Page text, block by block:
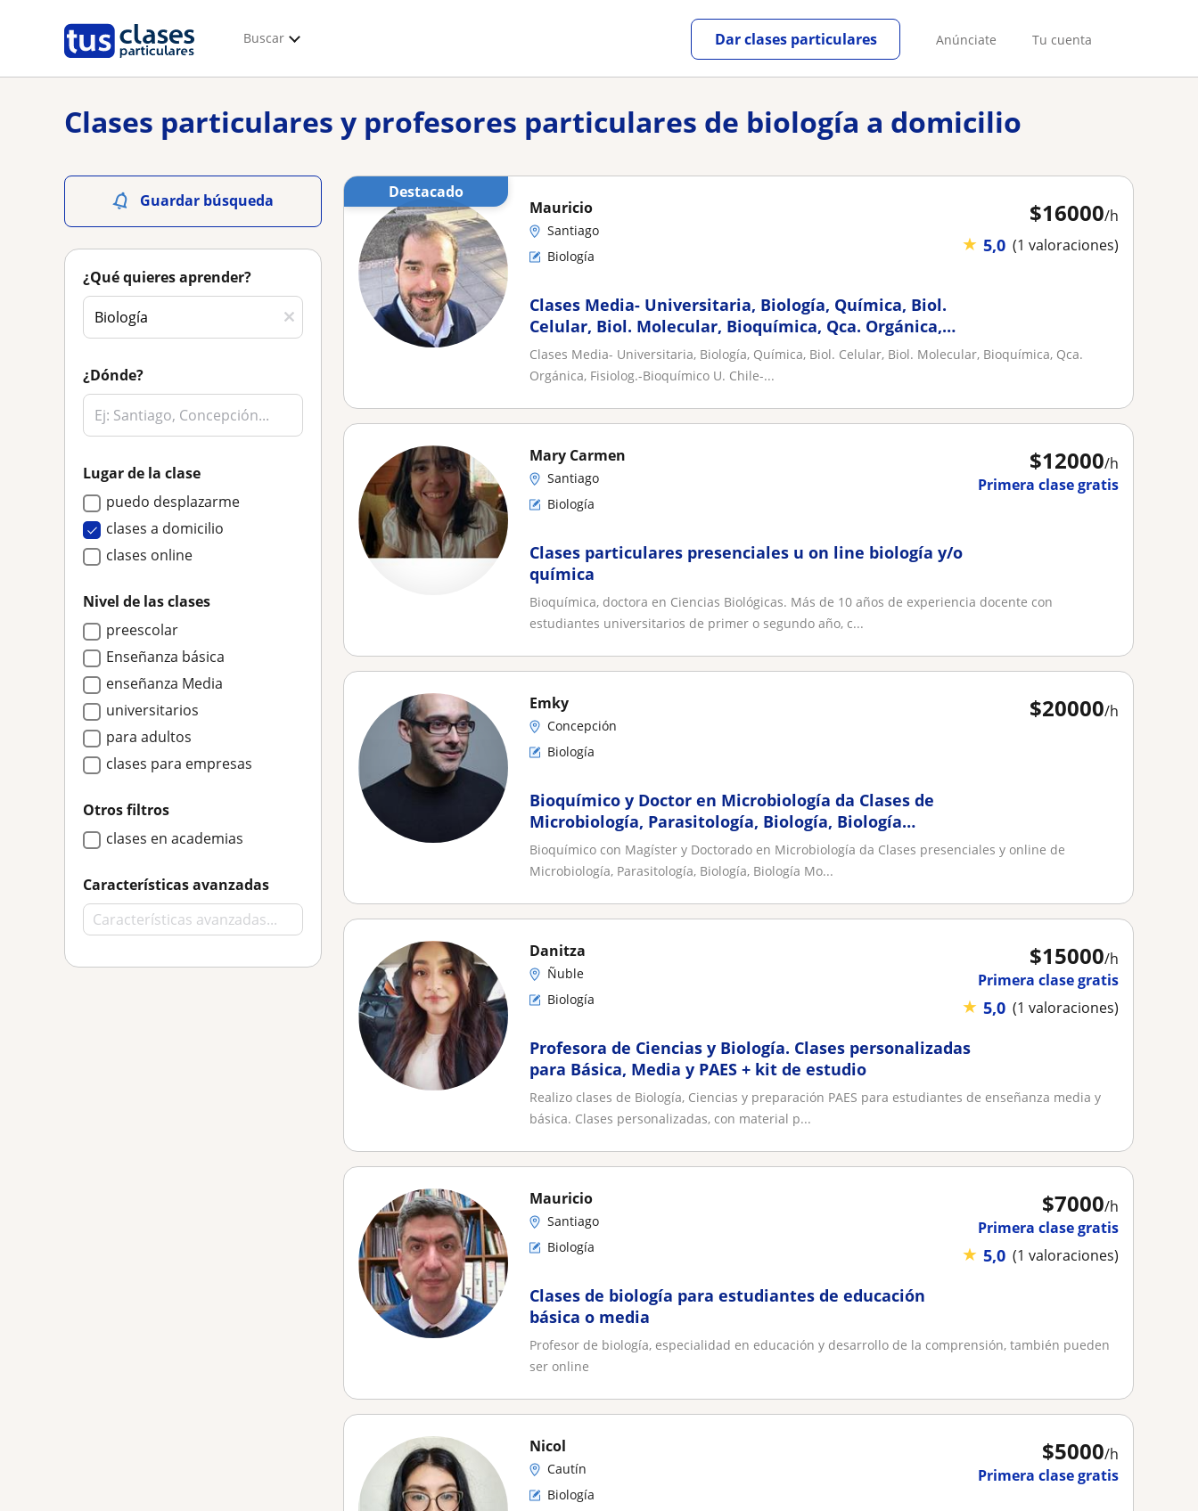
Buscar Anúnciate Tu cuenta
Dar clases particulares
Clases particulares y profesores particulares de biología a domicilio
Guardar búsqueda
¿Qué quieres aprender?
¿Dónde?
Lugar de la clase
puedo desplazarme
clases a domicilio
clases online
Nivel de las clases
preescolar
Enseñanza básica
enseñanza Media
universitarios
para adultos
clases para empresas
Otros filtros
clases en academias
Características avanzadas
Destacado
$16000/h
★ 5,0 (1 valoraciones)
Mauricio
Santiago
Biología
Clases Media- Universitaria, Biología, Química, Biol.
Celular, Biol. Molecular, Bioquímica, Qca. Orgánica,
Fisiolog.-Bioquímico U. Chile- Experiencia
Clases Media- Universitaria, Biología, Química, Biol. Celular, Biol. Molecular, Bioquímica, Qca.
Orgánica, Fisiolog.-Bioquímico U. Chile-...
$12000/h
Primera clase gratis
Mary Carmen
Santiago
Biología
Clases particulares presenciales u on line biología y/o
química
Bioquímica, doctora en Ciencias Biológicas. Más de 10 años de experiencia docente con
estudiantes universitarios de primer o segundo año, c...
$20000/h
Emky
Concepción
Biología
Bioquímico y Doctor en Microbiología da Clases de
Microbiología, Parasitología, Biología, Biología
Molecular, Bioquímica y Qca
Bioquímico con Magíster y Doctorado en Microbiología da Clases presenciales y online de
Microbiología, Parasitología, Biología, Biología Mo...
$15000/h
Primera clase gratis
★ 5,0 (1 valoraciones)
Danitza
Ñuble
Biología
Profesora de Ciencias y Biología. Clases personalizadas
para Básica, Media y PAES + kit de estudio
Realizo clases de Biología, Ciencias y preparación PAES para estudiantes de enseñanza media y
básica. Clases personalizadas, con material p...
$7000/h
Primera clase gratis
★ 5,0 (1 valoraciones)
Mauricio
Santiago
Biología
Clases de biología para estudiantes de educación
básica o media
Profesor de biología, especialidad en educación y desarrollo de la comprensión, también pueden
ser online
$5000/h
Primera clase gratis
Nicol
Cautín
Biología